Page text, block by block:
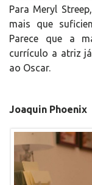
Para Meryl
mais que
Parece que a
currículo a atriz
ao Oscar.
Joaquin Phoenix